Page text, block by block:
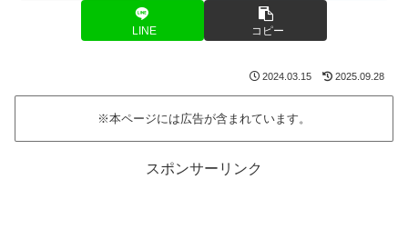
LINE コピー
2024.03.15 2025.09.28
※本ページには広告が含まれています。
スポンサーリンク